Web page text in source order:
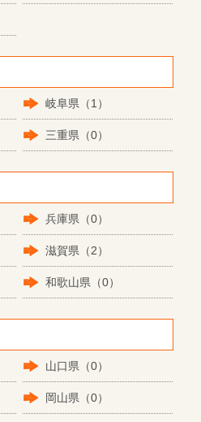
岐阜県（1）
三重県（0）
兵庫県（0）
滋賀県（2）
和歌山県（0）
山口県（0）
岡山県（0）